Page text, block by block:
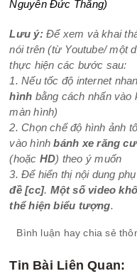
Nguyễn Đức Thắng)
Lưu ý:Để xem và khai
nói trên (từ Youtube/ một
thực hiện các bước sau:
1. Nếu tốc độ internet
hình bằng cách nhấn vào
màn hình)
2. Chọn chế độ hình ảnh
vào hình bánh xe răng
(hoặc HD) theo ý muốn
3. Để hiển thị nội dung
đề [cc]. Một số video
thể hiện biểu tượng.
Bình luận hay chia sẻ
Tin Bài Liên Quan: